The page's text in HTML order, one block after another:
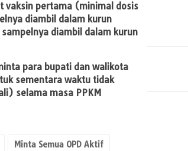
vaksin pertama (minimal dosis
diambil dalam kurun
diambil dalam kurun
para bupati dan walikota
sementara waktu tidak
selama masa PPKM
Minta Semua OPD Aktif